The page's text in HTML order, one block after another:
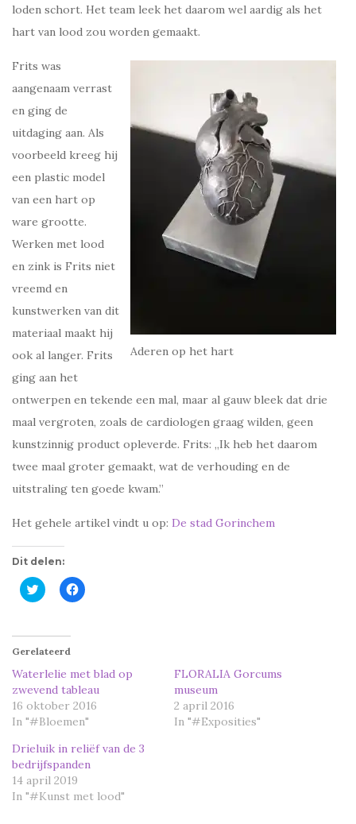
loden schort. Het team leek het daarom wel aardig als het
hart van lood zou worden gemaakt.
Aderen op het hart
Frits was
aangenaam verrast
en ging de
uitdaging aan. Als
voorbeeld kreeg hij
een plastic model
van een hart op
ware grootte.
Werken met lood
en zink is Frits niet
vreemd en
kunstwerken van dit
materiaal maakt hij
ook al langer. Frits
ging aan het
ontwerpen en tekende een mal, maar al gauw bleek dat drie
maal vergroten, zoals de cardiologen graag wilden, geen
kunstzinnig product opleverde. Frits: ,,Ik heb het daarom
twee maal groter gemaakt, wat de verhouding en de
uitstraling ten goede kwam.”
Het gehele artikel vindt u op: De stad Gorinchem
Dit delen:
K
l
m
t
e
d
e
l
e
n
m
T
w
i
t
t
e
K
l
d
e
l
e
n
o
F
a
c
e
o
o
Gerelateerd
Waterlelie met blad op
zwevend tableau
16 oktober 2016
In "#Bloemen"
FLORALIA Gorcums
museum
2 april 2016
In "#Exposities"
Drieluik in reliëf van de 3
bedrijfspanden
14 april 2019
In "#Kunst met lood"